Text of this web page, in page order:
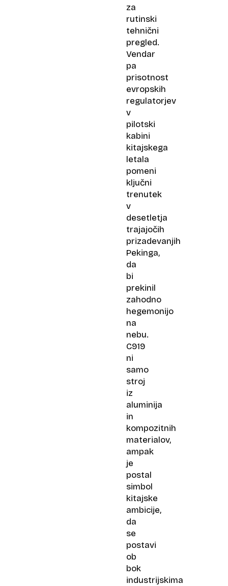
za
rutinski
tehnični
pregled.
Vendar
pa
prisotnost
evropskih
regulatorjev
v
pilotski
kabini
kitajskega
letala
pomeni
ključni
trenutek
v
desetletja
trajajočih
prizadevanjih
Pekinga,
da
bi
prekinil
zahodno
hegemonijo
na
nebu.
C919
ni
samo
stroj
iz
aluminija
in
kompozitnih
materialov,
ampak
je
postal
simbol
kitajske
ambicije,
da
se
postavi
ob
bok
industrijskima